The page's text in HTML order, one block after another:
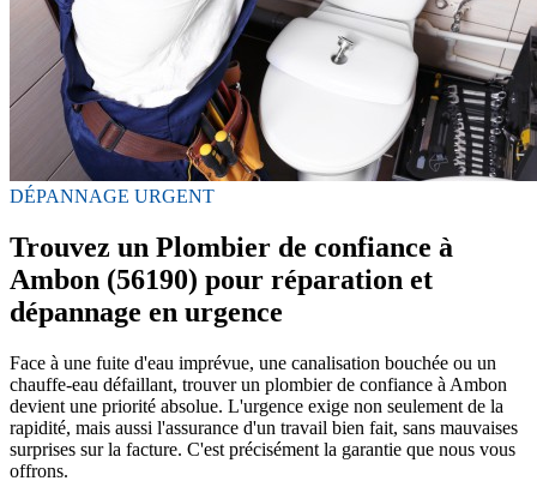
DÉPANNAGE URGENT
Trouvez un Plombier de confiance à
Ambon (56190) pour réparation et
dépannage en urgence
Face à une fuite d'eau imprévue, une canalisation bouchée ou un
chauffe-eau défaillant, trouver un plombier de confiance à Ambon
devient une priorité absolue. L'urgence exige non seulement de la
rapidité, mais aussi l'assurance d'un travail bien fait, sans mauvaises
surprises sur la facture. C'est précisément la garantie que nous vous
offrons.